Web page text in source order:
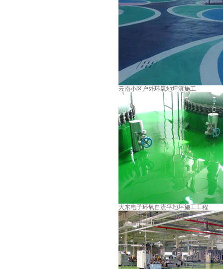
云南小区户外环氧地坪漆施工
大东电子环氧自流平地坪施工工程